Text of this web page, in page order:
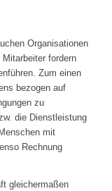
Organisationen
fordern
Zum einen
bezogen auf
zu
die Dienstleistung
mit
Rechnung
gleichermaßen